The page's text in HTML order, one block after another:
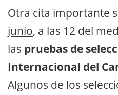
Otra cita importante
junio, a las 12 del
las pruebas de
Internacional del
Algunos de los